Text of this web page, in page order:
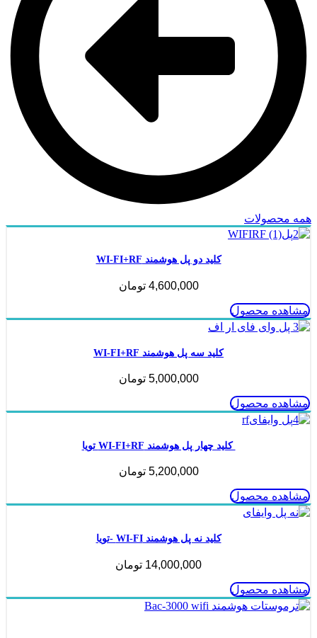
همه محصولات
کلید دو پل هوشمند WI-FI+RF
4,600,000 تومان
مشاهده محصول
کلید سه پل هوشمند WI-FI+RF
5,000,000 تومان
مشاهده محصول
کلید چهار پل هوشمند WI-FI+RF تویا
5,200,000 تومان
مشاهده محصول
کلید نه پل هوشمند WI-FI -تویا
14,000,000 تومان
مشاهده محصول